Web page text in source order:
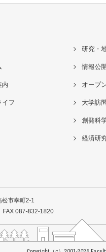
内
イフ
研究・
情報公開
オープ
大学訪問
創発科
経済研
市幸町2-1
087-832-1820
Copyright（c）2001-2026